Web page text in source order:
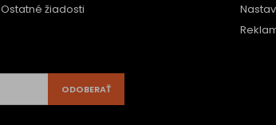
Ostatné žiadosti